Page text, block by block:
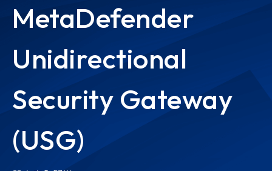
TeamT5 杜浦數位安全
QSAN 廣盛科技
MetaDefender
Unidirectional
Security Gateway
(USG)